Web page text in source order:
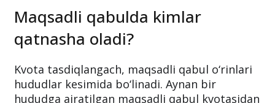
Agar siz maqsadli qabuldan foydalanmoqchi
bo‘lsangiz, unda bu postni, albatta, o‘qing.
qatnasha oladi?